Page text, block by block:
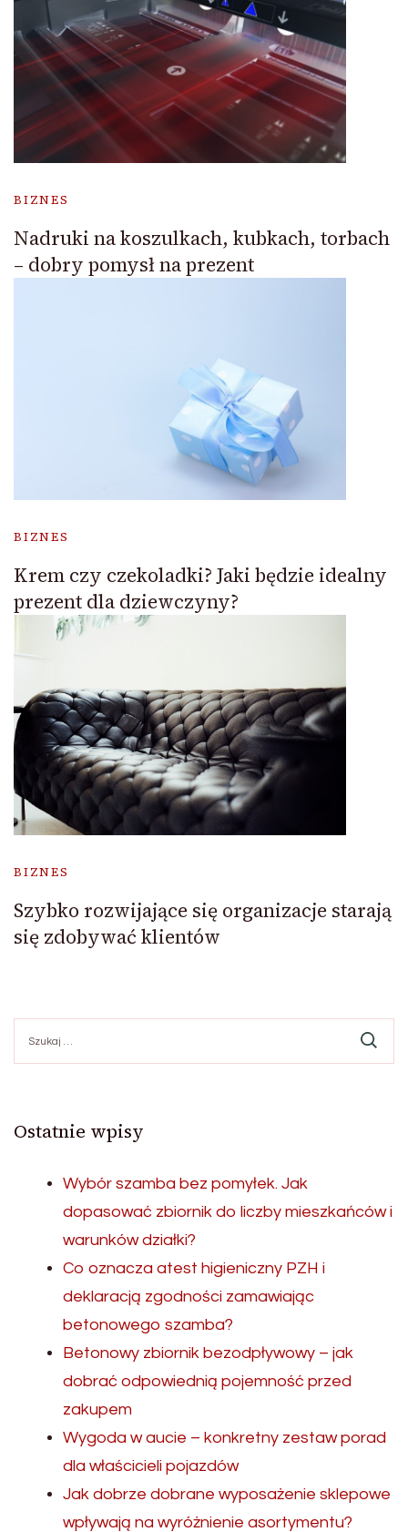
BIZNES
Nadruki na koszulkach, kubkach, torbach
– dobry pomysł na prezent
BIZNES
Krem czy czekoladki? Jaki będzie idealny
prezent dla dziewczyny?
BIZNES
Szybko rozwijające się organizacje starają
się zdobywać klientów
Ostatnie wpisy
Wybór szamba bez pomyłek. Jak
dopasować zbiornik do liczby mieszkańców i
warunków działki?
Co oznacza atest higieniczny PZH i
deklaracją zgodności zamawiając
betonowego szamba?
Betonowy zbiornik bezodpływowy – jak
dobrać odpowiednią pojemność przed
zakupem
Wygoda w aucie – konkretny zestaw porad
dla właścicieli pojazdów
Jak dobrze dobrane wyposażenie sklepowe
wpływają na wyróżnienie asortymentu?